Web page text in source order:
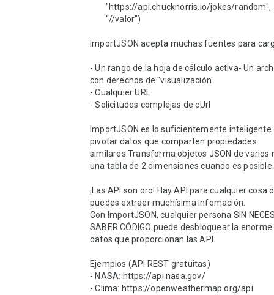
ImportJSON acepta muchas fuentes para
- Un rango de la hoja de cálculo activa- Un
con derechos de "visualización"
- Cualquier URL
- Solicitudes complejas de cUrl
ImportJSON es lo suficientemente inteligente
pivotar datos que comparten propiedades
similares:Transforma objetos JSON de varios
una tabla de 2 dimensiones cuando es posible.
¡Las API son oro! Hay API para cualquier cosa
puedes extraer muchísima infomación.
Con ImportJSON, cualquier persona SIN
SABER CÓDIGO puede desbloquear la
datos que proporcionan las API.
Ejemplos (API REST gratuitas)
- NASA: https://api.nasa.gov/
- Clima: https://openweathermap.org/api